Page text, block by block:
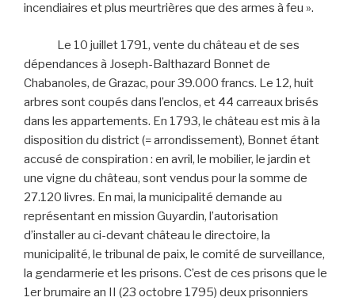
incendiaires et plus meurtrières que des armes à feu ».
Le 10 juillet 1791, vente du château et de ses
dépendances à Joseph-Balthazard Bonnet de
Chabanoles, de Grazac, pour 39.000 francs. Le 12, huit
arbres sont coupés dans l’enclos, et 44 carreaux brisés
dans les appartements. En 1793, le château est mis à la
disposition du district (= arrondissement), Bonnet étant
accusé de conspiration : en avril, le mobilier, le jardin et
une vigne du château, sont vendus pour la somme de
27.120 livres. En mai, la municipalité demande au
représentant en mission Guyardin, l’autorisation
d’installer au ci-devant château le directoire, la
municipalité, le tribunal de paix, le comité de surveillance,
la gendarmerie et les prisons. C’est de ces prisons que le
1er brumaire an II (23 octobre 1795) deux prisonniers